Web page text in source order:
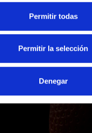
Permitir todas
Permitir la selección
Denegar